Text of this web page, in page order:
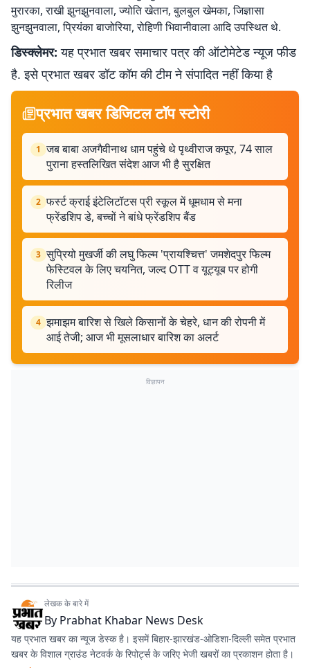
मुरारका, राखी झुनझुनवाला, ज्योति खेतान, बुलबुल खेमका, जिज्ञासा
झुनझुनवाला, प्रियंका बाजोरिया, रोहिणी भिवानीवाला आदि उपस्थित थे.
डिस्क्लेमर: यह प्रभात खबर समाचार पत्र की ऑटोमेटेड न्यूज फीड
है. इसे प्रभात खबर डॉट कॉम की टीम ने संपादित नहीं किया है
प्रभात खबर डिजिटल टॉप स्टोरी
1 जब बाबा अजगैवीनाथ धाम पहुंचे थे पृथ्वीराज कपूर, 74 साल
पुराना हस्तलिखित संदेश आज भी है सुरक्षित
2 फर्स्ट क्राई इंटेलिटॉटस प्री स्कूल में धूमधाम से मना
फ्रेंडशिप डे, बच्चों ने बांधे फ्रेंडशिप बैंड
3 सुप्रियो मुखर्जी की लघु फिल्म 'प्रायश्चित्त' जमशेदपुर फिल्म
फेस्टिवल के लिए चयनित, जल्द OTT व यूट्यूब पर होगी
रिलीज
4 झमाझम बारिश से खिले किसानों के चेहरे, धान की रोपनी में
आई तेजी; आज भी मूसलाधार बारिश का अलर्ट
विज्ञापन
लेखक के बारे में
By Prabhat Khabar News Desk
यह प्रभात खबर का न्यूज डेस्क है। इसमें बिहार-झारखंड-ओडिशा-दिल्‍ली समेत प्रभात
खबर के विशाल ग्राउंड नेटवर्क के रिपोर्ट्स के जरिए भेजी खबरों का प्रकाशन होता है।